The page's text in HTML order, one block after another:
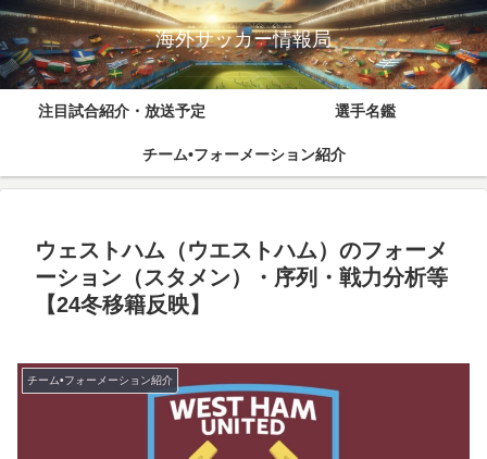
海外サッカー情報局
注目試合紹介・放送予定 選手名鑑
チーム•フォーメーション紹介
ウェストハム（ウエストハム）のフォーメ
ーション（スタメン）・序列・戦力分析等
【24冬移籍反映】
チーム•フォーメーション紹介